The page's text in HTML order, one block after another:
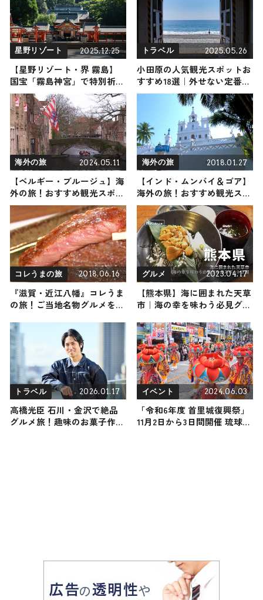
星野リゾート 2025.12.25
【星野リゾート・界 霧島】
国宝「霧島神宮」で特別祈願
を行う『霧島開運旅2026』宿
泊プランが販売！ 「九面」
の拝観、清めの温泉など開運
アクションが満載
トラベル 2025.05.26
小田原の人気観光スポットお
すすめ18選｜外せない定番・
名所から穴場まで見どころ満
載の観光地を紹介
海外の旅 2024.05.11
【ベルギー・ブルージュ】海
外の旅！おすすめ観光スポッ
トやグルメをリポート 2024
年5月11日放送
海外の旅 2018.01.27
【インド・ムンバイ＆ゴア】
海外の旅！おすすめ観光スポ
ットやグルメをリポート
コレうまの旅 2018.06.16
『滋賀・近江八幡』コレうま
の旅！ご当地名物グルメをお
グルメ 2023.04.17
【熊本県】海に囲まれた天草
市｜海の幸を味わう必見グル
トラベル 2026.01.17
高橋光臣 石川・金沢で絶品
グルメ旅！趣味のお菓子作り
イベント 2024.06.03
「令和6年度 首里城復興祭」
11月2日から3日間開催 琉球王